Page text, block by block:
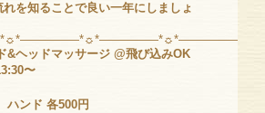
を知ることで良い一年にしましょ
&ヘッドマッサージ @飛び込みOK
〜
ハンド 各500円